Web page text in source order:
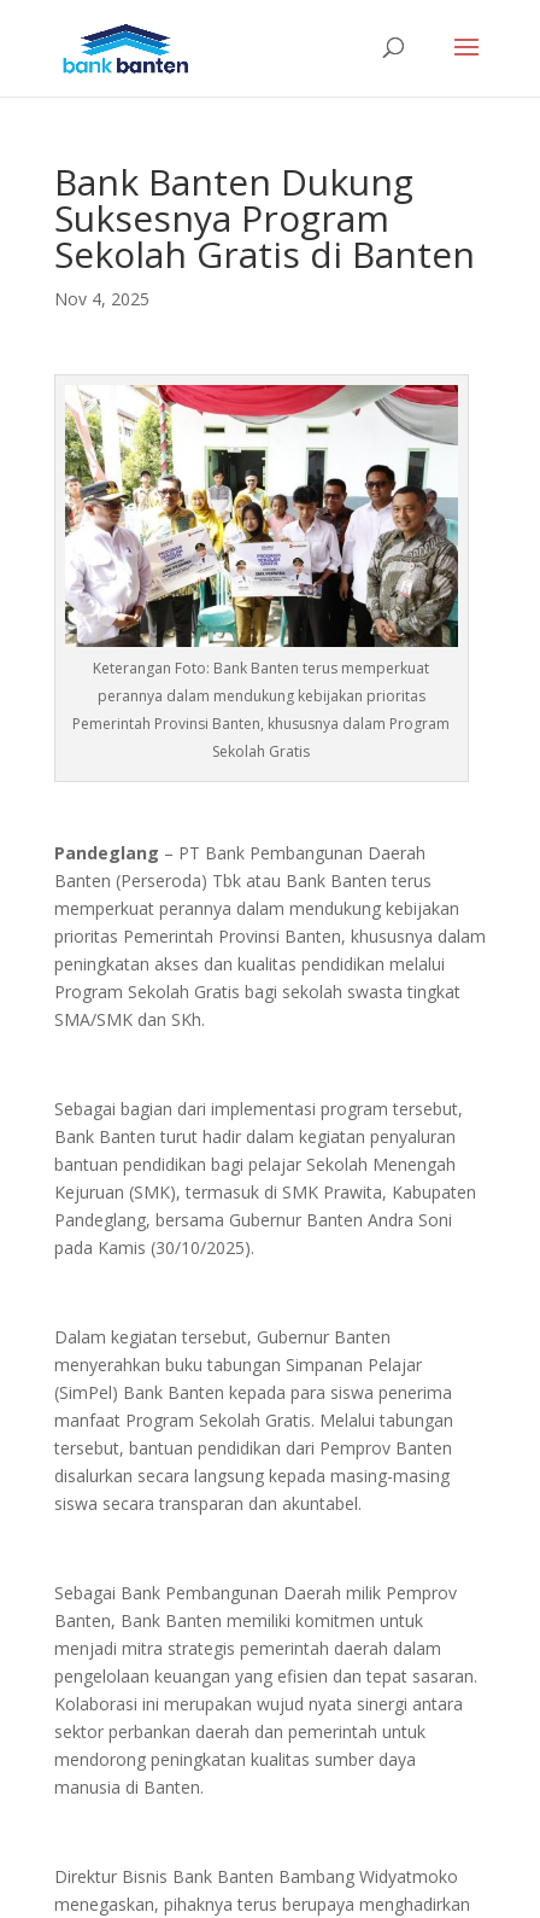
Bank Banten Dukung
Suksesnya Program
Sekolah Gratis di Banten
Nov 4, 2025
Keterangan Foto: Bank Banten terus memperkuat
perannya dalam mendukung kebijakan prioritas
Pemerintah Provinsi Banten, khususnya dalam Program
Sekolah Gratis
Pandeglang – PT Bank Pembangunan Daerah
Banten (Perseroda) Tbk atau Bank Banten terus
memperkuat perannya dalam mendukung kebijakan
prioritas Pemerintah Provinsi Banten, khususnya dalam
peningkatan akses dan kualitas pendidikan melalui
Program Sekolah Gratis bagi sekolah swasta tingkat
SMA/SMK dan SKh.
Sebagai bagian dari implementasi program tersebut,
Bank Banten turut hadir dalam kegiatan penyaluran
bantuan pendidikan bagi pelajar Sekolah Menengah
Kejuruan (SMK), termasuk di SMK Prawita, Kabupaten
Pandeglang, bersama Gubernur Banten Andra Soni
pada Kamis (30/10/2025).
Dalam kegiatan tersebut, Gubernur Banten
menyerahkan buku tabungan Simpanan Pelajar
(SimPel) Bank Banten kepada para siswa penerima
manfaat Program Sekolah Gratis. Melalui tabungan
tersebut, bantuan pendidikan dari Pemprov Banten
disalurkan secara langsung kepada masing-masing
siswa secara transparan dan akuntabel.
Sebagai Bank Pembangunan Daerah milik Pemprov
Banten, Bank Banten memiliki komitmen untuk
menjadi mitra strategis pemerintah daerah dalam
pengelolaan keuangan yang efisien dan tepat sasaran.
Kolaborasi ini merupakan wujud nyata sinergi antara
sektor perbankan daerah dan pemerintah untuk
mendorong peningkatan kualitas sumber daya
manusia di Banten.
Direktur Bisnis Bank Banten Bambang Widyatmoko
menegaskan, pihaknya terus berupaya menghadirkan